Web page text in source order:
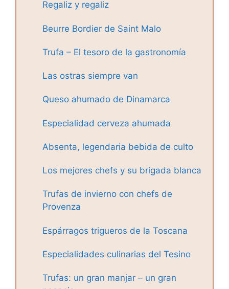
Regaliz y regaliz
Beurre Bordier de Saint Malo
Trufa – El tesoro de la gastronomía
Las ostras siempre van
Queso ahumado de Dinamarca
Especialidad cerveza ahumada
Absenta, legendaria bebida de culto
Los mejores chefs y su brigada blanca
Trufas de invierno con chefs de
Provenza
Espárragos trigueros de la Toscana
Especialidades culinarias del Tesino
Trufas: un gran manjar – un gran